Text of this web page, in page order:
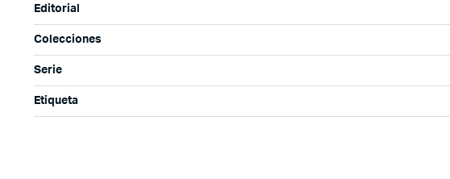
Editorial
Colecciones
Serie
Etiqueta